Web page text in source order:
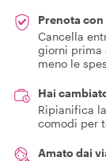
Prenota
Cancella
giorni prima
meno le
Hai
Ripianifica
comodi per
Amato dai